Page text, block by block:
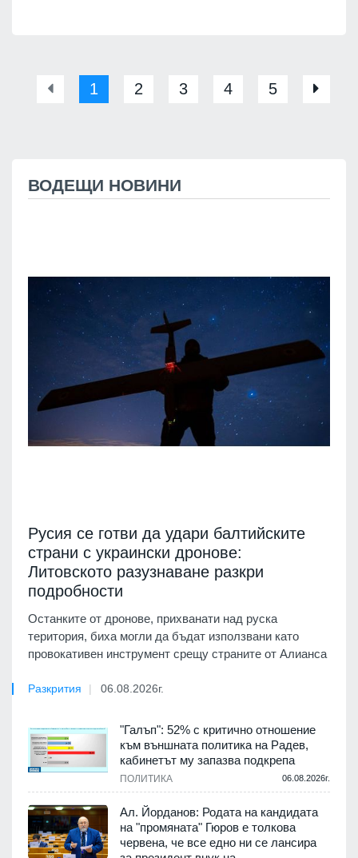
1 2 3 4 5
ВОДЕЩИ НОВИНИ
Русия се готви да удари балтийските
страни с украински дронове:
Литовското разузнаване разкри
подробности
Останките от дронове, прихванати над руска
територия, биха могли да бъдат използвани като
провокативен инструмент срещу страните от Алианса
Разкрития 06.08.2026г.
"Галъп": 52% с критично отношение
към външната политика на Радев,
кабинетът му запазва подкрепа
ПОЛИТИКА 06.08.2026г.
Ал. Йорданов: Родата на кандидата
на "промяната" Гюров е толкова
червена, че все едно ни се лансира